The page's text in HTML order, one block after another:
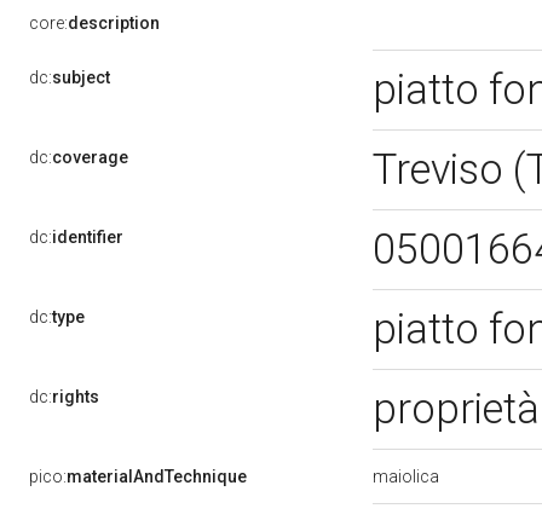
core:description
dc:subject piatto
dc:coverage Treviso
dc:identifier
dc:type piatto
dc:rights
pico:materialAndTechnique maiolica